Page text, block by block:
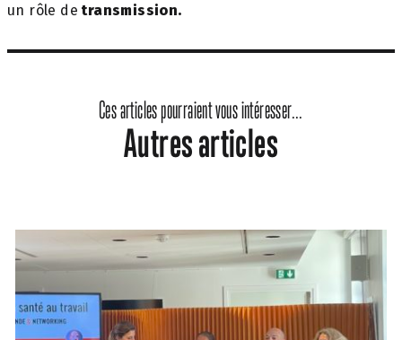
un rôle detransmission.
Ces articles pourraient vous intéresser...
Autres articles